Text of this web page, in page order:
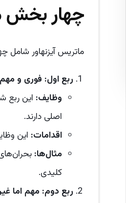
چهار بخش
ماتریس آیزنهاور
ربع اول: فوری و مهم
وظایف: این ربع
اصلی دارند.
اقدامات: این
مثال‌ها:
کلیدی.
ربع دوم: مهم اما